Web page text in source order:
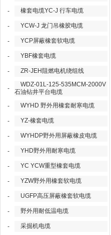
- 橡套电缆YC-J 行车电缆
- YCW-J 龙门吊橡胶电缆
- YCP屏蔽橡套软电缆
- YBF橡套电缆
- ZR-JEH阻燃电机绕组线
-
WDZ-01L-125-535MCM-2000V
石油钻井平台电缆
-
WYHD 野外用橡套耐寒电缆
- YZ-橡套电缆
- WYHDP野外用屏蔽橡皮电缆
- YHD野外用耐寒电缆
- YC YCW重型橡套电缆
- YZW野外用橡套软电缆
- UGFP高压屏蔽橡套软电缆
- 野外用耐低温电缆
- 采掘机电缆